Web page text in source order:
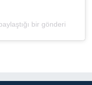
bir gönderi